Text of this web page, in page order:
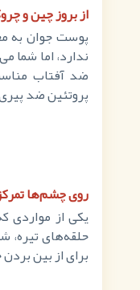
از بروز چین و
پوست جوان به
ندارد، اما شما
ضد آفتاب
پروتئین ضد
روی چشم‌ها
یکی از
حلقه‌های تیره،
برای از بین